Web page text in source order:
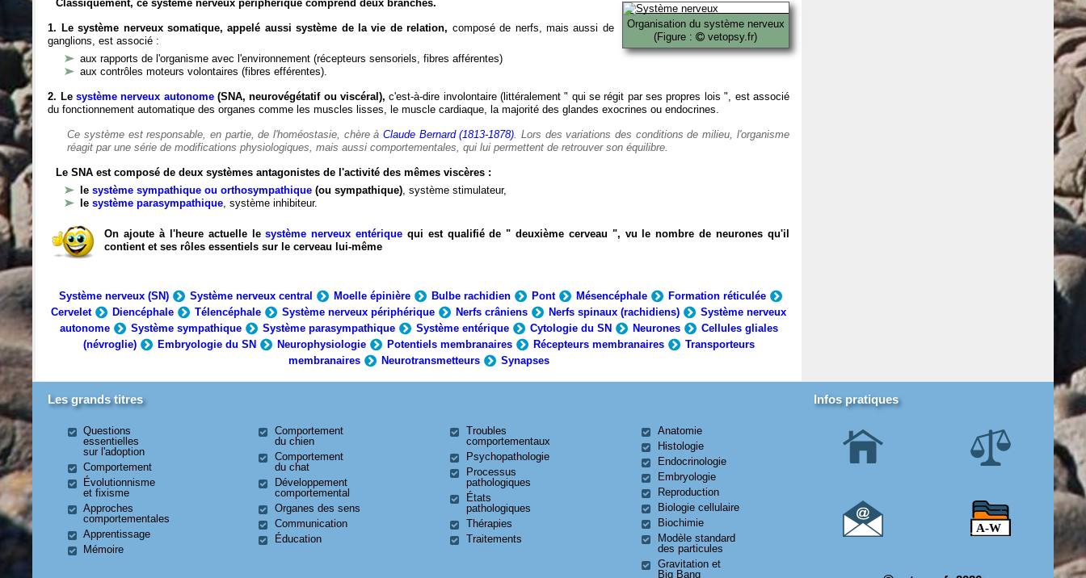
Organisation du système nerveux
(Figure :
vetopsy.fr)
Classiquement, ce système nerveux périphérique comprend deux branches.
1. Le système nerveux somatique, appelé aussi système de la vie de relation, composé de nerfs, mais aussi de
ganglions, est associé :
aux rapports de l'organisme avec l'environnement (récepteurs sensoriels, fibres afférentes)
aux contrôles moteurs volontaires (fibres efférentes).
2. Le système nerveux autonome(SNA, neurovégétatif ou viscéral), c'est-à-dire involontaire (littéralement " qui se régit par ses propres lois ", est associé
du fonctionnement automatique des organes comme les muscles lisses, le muscle cardiaque, la majorité des glandes exocrines ou endocrines.
Ce système est responsable, en partie, de l'homéostasie, chère àClaude Bernard (1813-1878). Lors des variations des conditions de milieu, l'organisme
réagit par une série de modifications physiologiques, mais aussi comportementales, qui lui permettent de retrouver son équilibre.
Le SNA est composé de deux systèmes antagonistes de l'activité des mêmes viscères :
lesystème sympathique ou orthosympathique (ou sympathique), système stimulateur,
lesystème parasympathique, système inhibiteur.
On ajoute à l'heure actuelle lesystème nerveux entérique qui est qualifié de " deuxième cerveau ", vu le nombre de neurones qu'il
contient et ses rôles essentiels sur le cerveau lui-même
Système nerveux (SN) Système nerveux central Moelle épinière Bulbe rachidien Pont Mésencéphale
Formation réticulée
Cervelet
Diencéphale Télencéphale Système nerveux périphérique Nerfs crâniens Nerfs spinaux (rachidiens)
Système nerveux
autonome
Système sympathique Système parasympathique Système entérique Cytologie du SN Neurones
Cellules gliales
(névroglie)
Embryologie du SN Neurophysiologie Potentiels membranaires Récepteurs membranaires
Transporteurs
membranaires
Neurotransmetteurs Synapses
Les grands titres
Questions
essentielles
sur l'adoption
Comportement
Évolutionnisme
et fixisme
Approches
comportementales
Apprentissage
Mémoire
Comportement
du chien
Comportement
du chat
Développement
comportemental
Organes des sens
Communication
Éducation
Troubles
comportementaux
Psychopathologie
Processus
pathologiques
États
pathologiques
Thérapies
Traitements
Anatomie
Histologie
Endocrinologie
Embryologie
Reproduction
Biologie cellulaire
Biochimie
Modèle standard
des particules
Gravitation et
Big Bang
Infos pratiques